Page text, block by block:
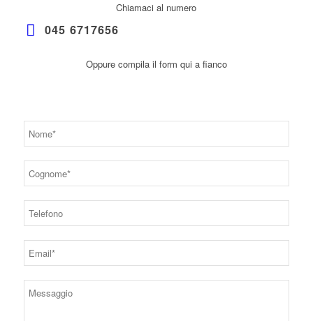
Chiamaci al numero
045 6717656
Oppure compila il form qui a fianco